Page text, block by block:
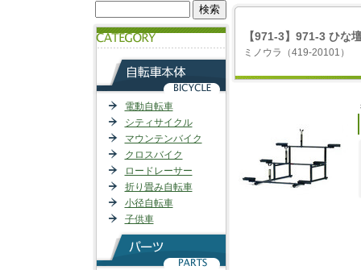
電動自転車
シティサイクル
マウンテンバイク
クロスバイク
ロードレーサー
折り畳み自転車
小径自転車
子供車
【971-3】971-3 ひな
ミノウラ（419-20101）